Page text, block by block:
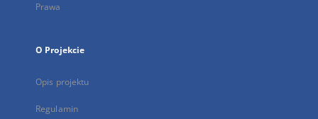
Prawa
O Projekcie
Opis projektu
Regulamin